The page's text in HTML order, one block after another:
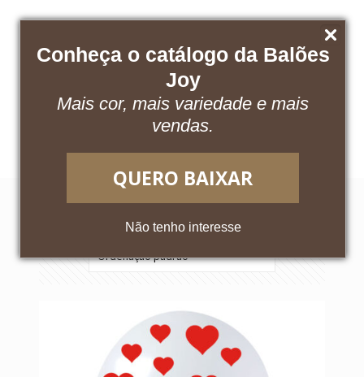
Conheça o catálogo da Balões
Joy
Mais cor, mais variedade e mais
vendas.
QUERO BAIXAR
Não tenho interesse
Baixe nosso catálogo Acesse o App
Exibindo um único resultado